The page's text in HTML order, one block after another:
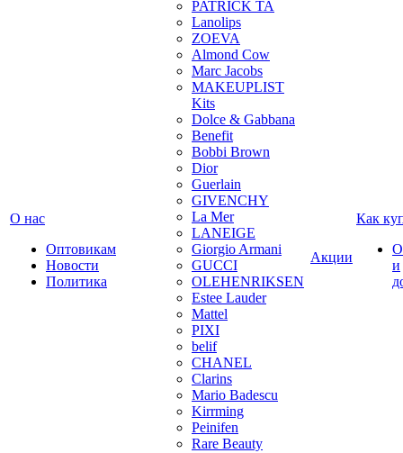
О нас
Оптовикам
Новости
Политика
PATRICK TA
Lanolips
ZOEVA
Almond Cow
Marc Jacobs
MAKEUPLIST
Kits
Dolce & Gabbana
Benefit
Bobbi Brown
Dior
Guerlain
GIVENCHY
La Mer
LANEIGE
Giorgio Armani
GUCCI
OLEHENRIKSEN
Estee Lauder
Mattel
PIXI
belif
CHANEL
Clarins
Mario Badescu
Kirrming
Peinifen
Rare Beauty
Акции
Как
и